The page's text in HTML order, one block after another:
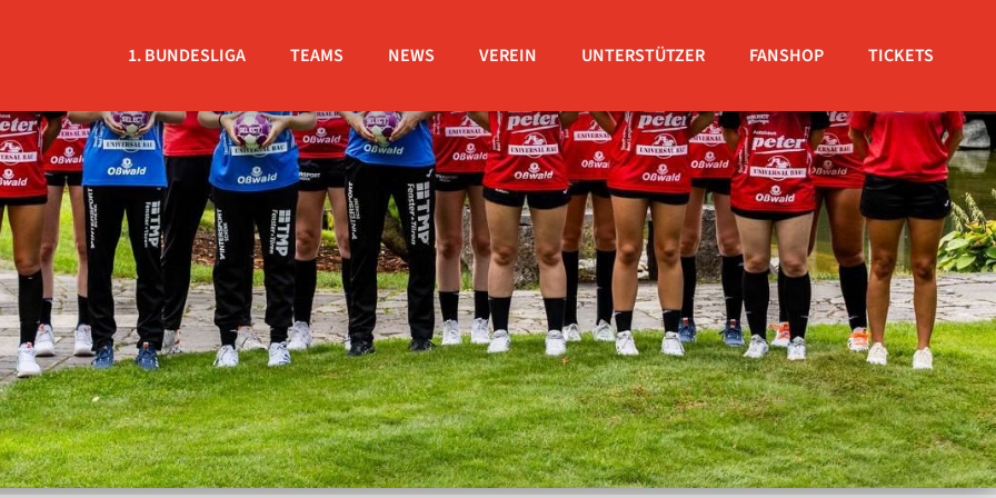
1. BUNDESLIGA TEAMS NEWS VEREIN UNTERSTÜTZER FANSHOP TICKETS